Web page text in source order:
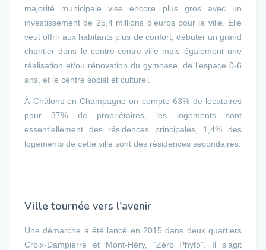
majorité municipale vise encore plus gros avec un
investissement de 25,4 millions d’euros pour la ville. Elle
veut offrir aux habitants plus de confort, débuter un grand
chantier dans le centre-centre-ville mais également une
réalisation et/ou rénovation du gymnase, de l’espace 0-6
ans, et le centre social et culturel.
À Châlons-en-Champagne on compte 63% de locataires
pour 37% de propriétaires, les logements sont
essentiellement des résidences principales, 1,4% des
logements de cette ville sont des résidences secondaires.
Ville tournée vers l'avenir
Une démarche a été lancé en 2015 dans deux quartiers
Croix-Dampierre et Mont-Héry, “Zéro Phyto”. Il s’agit